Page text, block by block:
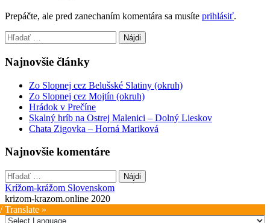
Prepáčte, ale pred zanechaním komentára sa musíte prihlásiť.
Hľadať:
Najnovšie články
Zo Slopnej cez Belušské Slatiny (okruh)
Zo Slopnej cez Mojtín (okruh)
Hrádok v Prečíne
Skalný hríb na Ostrej Malenici – Dolný Lieskov
Chata Zigovka – Horná Mariková
Najnovšie komentáre
Hľadať:
Krížom-krážom Slovenskom
krizom-krazom.online 2020
Translate »